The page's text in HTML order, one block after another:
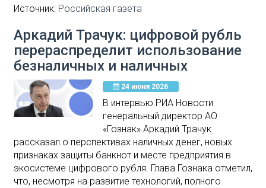
Источник: Российская газета
Аркадий Трачук: цифровой рубль
перераспределит использование
безналичных и наличных
24 июня 2026
В интервью РИА Новости
генеральный директор АО
«Гознак» Аркадий Трачук
рассказал о перспективах наличных денег, новых
признаках защиты банкнот и месте предприятия в
экосистеме цифрового рубля. Глава Гознака отметил,
что, несмотря на развитие технологий, полного